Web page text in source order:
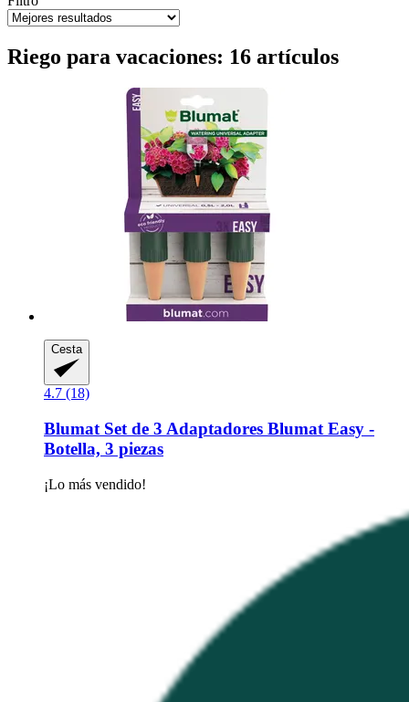
Riego para vacaciones: 16 artículos
Cesta
4.7 (18)
Blumat Set de 3 Adaptadores Blumat Easy -​
Botella, 3 piezas
¡Lo más vendido!